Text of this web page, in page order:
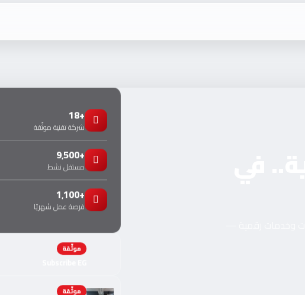
+18
شركة تقنية موثّقة
+9٬500
مستقل نشط
+1٬100
فرصة عمل شهريًا
موثّقة
موثّقة